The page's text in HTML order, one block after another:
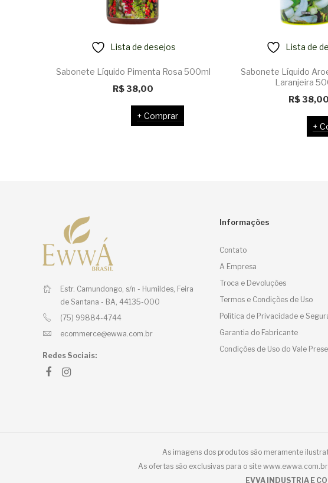
Lista de desejos
Sabonete Líquido Pimenta Rosa 500ml
R$38,00
Comprar
Lista de
Sabonete Líquido
Laranjeira
R$38,00
Estr. Camundongo, s/n - Humildes, Feira
de Santana - BA, 44135-000
(75) 99884-4744
ecommerce@ewwa.com.br
Redes Sociais:
Informações
Contato
A Empresa
Troca e Devoluções
Termos e Condições de Uso
Política de Privacidade e
Garantia do Fabricante
Condições de Uso do Vale
As imagens dos produtos são meramente
As ofertas são exclusivas para o site
EVVA INDUSTRIA E